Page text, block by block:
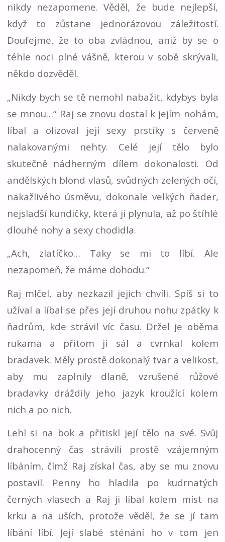
nikdy nezapomene. Věděl, že bude nejlepší,
když to zůstane jednorázovou záležitostí.
Doufejme, že to oba zvládnou, aniž by se o
téhle noci plné vášně, kterou v sobě skrývali,
někdo dozvěděl.
„Nikdy bych se tě nemohl nabažit, kdybys byla
se mnou…“ Raj se znovu dostal k jejím nohám,
líbal a olizoval její sexy prstíky s červeně
nalakovanými nehty. Celé její tělo bylo
skutečně nádherným dílem dokonalosti. Od
andělských blond vlasů, svůdných zelených očí,
nakažlivého úsměvu, dokonale velkých ňader,
nejsladší kundičky, která jí plynula, až po štíhlé
dlouhé nohy a sexy chodidla.
„Ach, zlatíčko… Taky se mi to líbí. Ale
nezapomeň, že máme dohodu.“
Raj mlčel, aby nezkazil jejich chvíli. Spíš si to
užíval a líbal se přes její druhou nohu zpátky k
ňadrům, kde strávil víc času. Držel je oběma
rukama a přitom jí sál a cvrnkal kolem
bradavek. Měly prostě dokonalý tvar a velikost,
aby mu zaplnily dlaně, vzrušené růžové
bradavky dráždily jeho jazyk kroužící kolem
nich a po nich.
Lehl si na bok a přitiskl její tělo na své. Svůj
drahocenný čas strávili prostě vzájemným
líbáním, čímž Raj získal čas, aby se mu znovu
postavil. Penny ho hladila po kudrnatých
černých vlasech a Raj ji líbal kolem míst na
krku a na uších, protože věděl, že se jí tam
líbání líbí. Její slabé sténání ho v tom jen